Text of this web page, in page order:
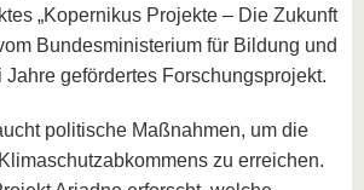
„Kopernikus Projekte – Die Zukunft
Bundesministerium für Bildung und
Jahre gefördertes Forschungsprojekt.
politische Maßnahmen, um die
zu erreichen.